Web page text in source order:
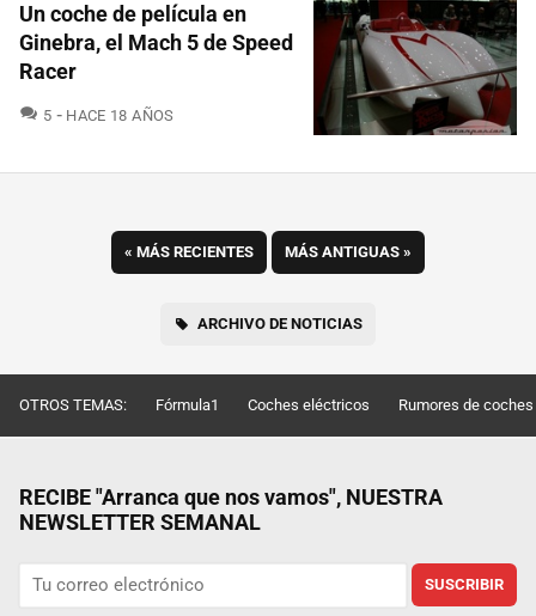
Un coche de película en
Ginebra, el Mach 5 de Speed
Racer
5 COMENTARIOS
HACE 18 AÑOS
« MÁS RECIENTES MÁS ANTIGUAS »
ARCHIVO DE NOTICIAS
OTROS TEMAS: Fórmula1 Coches eléctricos Rumores de coches
RECIBE "Arranca que nos vamos", NUESTRA
NEWSLETTER SEMANAL
SUSCRIBIR